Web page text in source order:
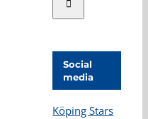
Social
media
Köping Stars